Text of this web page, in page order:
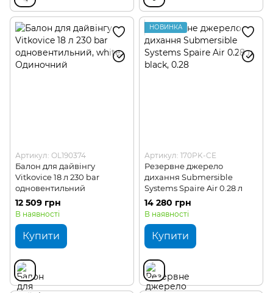
Артикул: OL190374
Балон для дайвінгу
Vitkovice 18 л 230 bar
одновентильний
12 509 грн
В наявності
Купити
НОВИНКА
Артикул: 170PK-CE
Резервне джерело
дихання Submersible
Systems Spaire Air 0.28 л
14 280 грн
В наявності
Купити